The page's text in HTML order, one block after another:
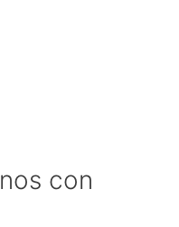
con